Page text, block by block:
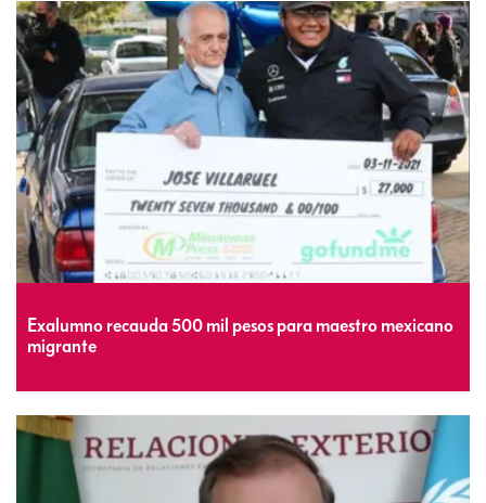
Exalumno recauda 500 mil pesos para maestro mexicano
migrante